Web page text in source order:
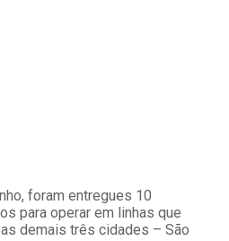
foram entregues 10
para operar em linhas que
demais três cidades – São